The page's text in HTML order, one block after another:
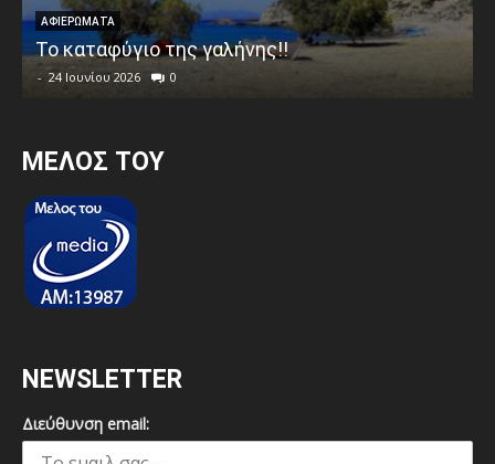
ΑΦΙΕΡΩΜΑΤΑ
Το καταφύγιο της γαλήνης!!
- 24 Ιουνίου 2026 0
MEΛΟΣ ΤΟΥ
NEWSLETTER
Διεύθυνση email: